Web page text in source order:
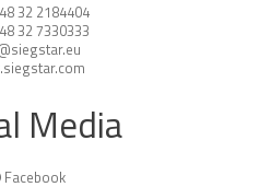
32 2184404
32 7330333
Media
Facebook